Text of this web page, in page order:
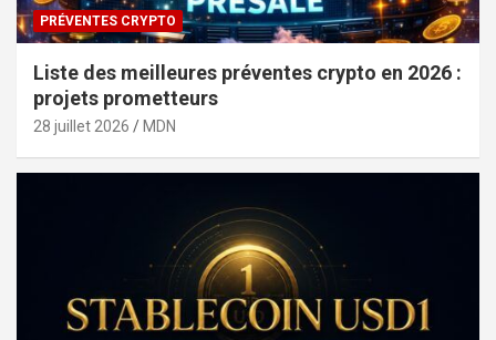
PRÉVENTES CRYPTO
Liste des meilleures préventes crypto en 2026 :
projets prometteurs
28 juillet 2026 MDN